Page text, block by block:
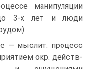
манипуляции
3-х лет и люди
— мыслит. процесс
окр. действ-